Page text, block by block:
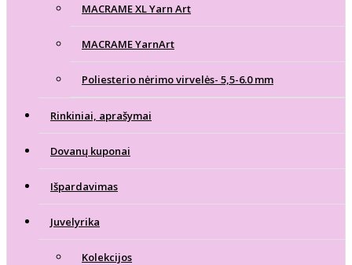
MACRAME XL Yarn Art
MACRAME YarnArt
Poliesterio nėrimo virvelės- 5,5-6.0 mm
Rinkiniai, aprašymai
Dovanų kuponai
Išpardavimas
Juvelyrika
Kolekcijos